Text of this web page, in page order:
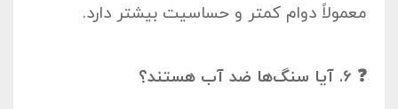
معمولاً دوام کمتر و حساسیت بیشتر دارد.
❓ 6. آیا سنگ‌ها ضد آب هستند؟